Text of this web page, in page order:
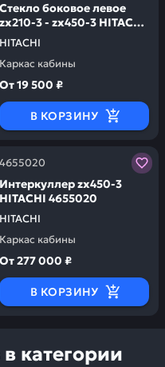
HITACHI
Cтекло боковое левое
zx210-3 - zx450-3 HITACHI
4651657LHE
Каркас кабины
От19 500 ₽
В КОРЗИНУ
получаете гарантию
4655020
HITACHI
Интеркуллер zx450-3
HITACHI 4655020
Каркас кабины
запчасти у
От277 000 ₽
В КОРЗИНУ
категории